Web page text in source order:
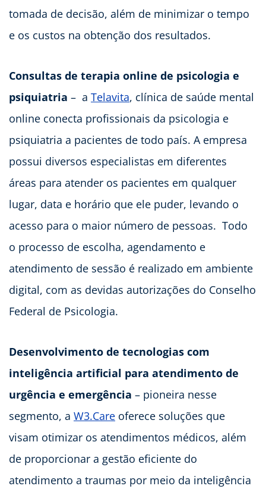
tomada de decisão, além de minimizar o tempo
e os custos na obtenção dos resultados.
Consultas de terapia online de psicologia e
psiquiatria – a Telavita, clínica de saúde mental
online conecta profissionais da psicologia e
psiquiatria a pacientes de todo país. A empresa
possui diversos especialistas em diferentes
áreas para atender os pacientes em qualquer
lugar, data e horário que ele puder, levando o
acesso para o maior número de pessoas. Todo
o processo de escolha, agendamento e
atendimento de sessão é realizado em ambiente
digital, com as devidas autorizações do Conselho
Federal de Psicologia.
Desenvolvimento de tecnologias com
inteligência artificial para atendimento de
urgência e emergência – pioneira nesse
segmento, a W3.Care oferece soluções que
visam otimizar os atendimentos médicos, além
de proporcionar a gestão eficiente do
atendimento a traumas por meio da inteligência